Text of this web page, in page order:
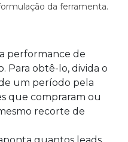
da ferramenta.
performance de
Para obtê-lo, divida o
um período pela
que compraram ou
recorte de